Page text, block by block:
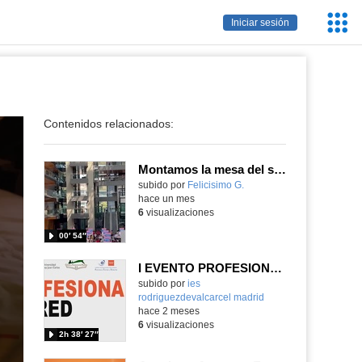
Iniciar sesión
Contenidos relacionados:
Montamos la mesa del stand de Retotech repasando las presentaciones de nuestros módulos.
Contenido educativo.
subido por Felicisimo G.
00′ 54″
hace un mes
6visualizaciones
I EVENTO PROFESIONALES EN RED
Contenido educativo.
subido por ies
rodriguezdevalcarcel madrid
2h 38′ 27″
hace 2 meses
6visualizaciones